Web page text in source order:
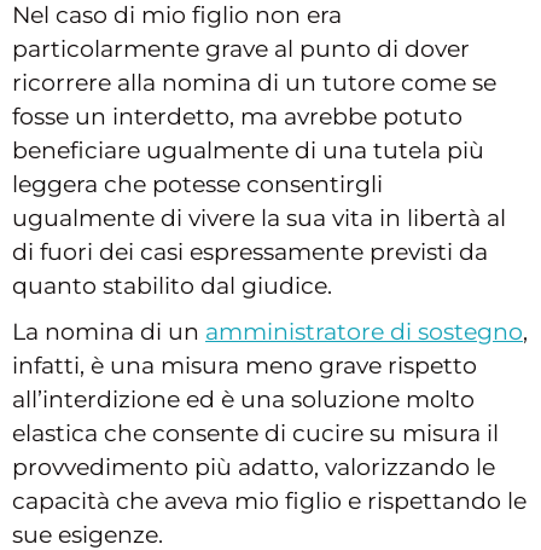
Nel caso di mio figlio non era
particolarmente grave al punto di dover
ricorrere alla nomina di un tutore come se
fosse un interdetto, ma avrebbe potuto
beneficiare ugualmente di una tutela più
leggera che potesse consentirgli
ugualmente di vivere la sua vita in libertà al
di fuori dei casi espressamente previsti da
quanto stabilito dal giudice.
La nomina di un amministratore di sostegno,
infatti, è una misura meno grave rispetto
all’interdizione ed è una soluzione molto
elastica che consente di cucire su misura il
provvedimento più adatto, valorizzando le
capacità che aveva mio figlio e rispettando le
sue esigenze.